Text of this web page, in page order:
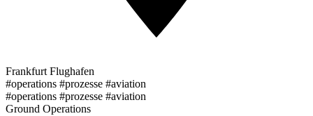
Frankfurt Flughafen
#operations #prozesse #aviation
#operations #prozesse #aviation
Ground Operations